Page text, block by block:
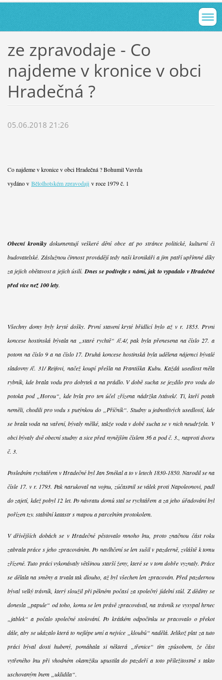
ze zpravodaje - Co
najdeme v kronice v obci
Hradečná ?
05.06.2018 21:26
Co najdeme v kronice v obci Hradečná ? Bohumil Vavrda
vydáno v Bělolhotském zpravodaji v roce 1979 č. 1
Obecní kroniky dokumentují veškeré dění obce ať po stránce politické, kulturní či
budovatelské. Záslužnou činnost provádějí tedy naši kronikáři a jim patří upřímné díky
za jejich obětavost a jejich úsilí. Dnes se podívejte s námi, jak to vypadalo v Hradečné
před více než 100 lety.
Všechny domy byly kryté došky. První stavení kryté břidlicí bylo až v r. 1853. První
koncese hostinská bývala na „staré rychtě“ /č.4/, pak byla přenesena na číslo 27. a
potom na číslo 9 a na číslo 17. Druhá koncese hostinská byla udělena nájemci bývalé
sladovny /č. 31/ Reifovi, načež koupí přešla na Františka Kubu. Každá usedlost měla
rybník, kde brala vodu pro dobytek a na prádlo. V době sucha se jezdilo pro vodu do
potoka pod „Horou“, kde byla pro ten účel zřízena nádržka /stávek/. Ti, kteří potah
neměli, chodili pro vodu s putýnkou do „Příčník“. Studny u jednotlivých usedlostí, kde
se brala voda na vaření, bývaly mělké, takže voda v době sucha se v nich neudržela. V
obci bývaly dvě obecní studny a sice před nynějším číslem 36 a pod č. 3., naproti dvoru
č. 3.
Posledním rychtářem v Hradečné byl Jan Smékal a to v letech 1830-1850. Narodil se na
čísle 17. v r. 1793. Pak narukoval na vojnu, zúčastnil se válek proti Napoleonovi, padl
do zajetí, kdež pobyl 12 let. Po návratu domů stal se rychtářem a za jeho úřadování byl
pořízen tzv. stabilní katastr s mapou a parcelním protokolem.
V dřívějších dobách se v Hradečné pěstovalo mnoho lnu, proto značnou část roku
zabrala práce s jeho zpracováním. Po navlhčení se len sušil v pazderně, zvláště k tomu
zřízené. Tuto práci vykonávaly většinou starší ženy, které se v tom dobře vyznaly. Práce
se dělala na směny a trvala tak dlouho, až byl všechen len zpracován. Před pazdernou
býval velký trávník, který sloužil při pěkném počasí za společný jídelní stůl. Z dědiny se
donesla „papule“ od toho, komu se len právě zpracovával, na trávník se vysypal hrnec
„jablek“ a počalo společné stolování. Po krátkém odpočinku se pracovalo o překot
dále, aby se ukázalo která to nejlépe umí a nejvíce „kloubů“ nadělá. Jelikož plat za tuto
práci býval dosti hubený, pomáhala si některá „třenice“ tím způsobem, že část
vytřeného lnu při vhodném okamžiku upustila do pazdeří a toto příležitostně s takto
uschovaným lnem „uklidila“.